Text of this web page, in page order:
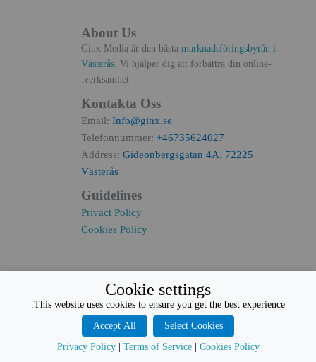
Cookie settings
This website uses cookies to ensure you get the best experience.
Select Cookies
Accept All
Privacy Policy| Terms of Service| Cookies Policy
About Us
Ginx Media är den bästa marknadsföringsbyrån i
Västerås . Vi hjälper dig att förbättra din online-
verksamhet.
Kontakta Oss
Email: Info@ginx.se
Telefonnummer: +46735624027
Address: Gideonbergsgatan 4A, 72225
Västerås
Guidelines
Privact Policy
Cookies Policy
Copywrites © Reserved byGeorge Iskef